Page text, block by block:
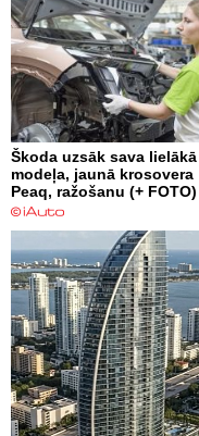
Škoda uzsāk sava lielākā
modeļa, jaunā krosovera
Peaq, ražošanu (+ FOTO)